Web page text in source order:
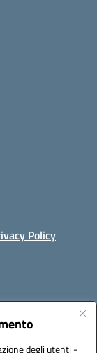
degli utenti -
Policy